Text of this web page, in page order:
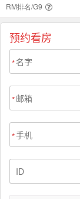
预约看房
*
*
*